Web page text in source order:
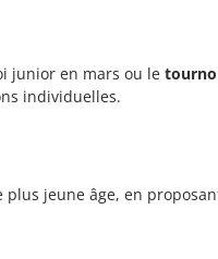
junior en mars ou le
individuelles.
plus jeune âge, en